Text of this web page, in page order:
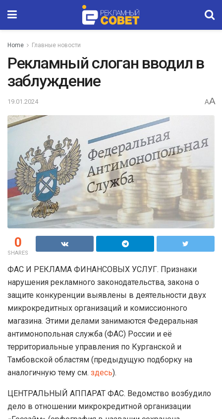
Home Главные новости
Рекламный слоган вводил в
заблуждение
19.01.2024 AA
0
SHARES
ФАС И РЕКЛАМА ФИНАНСОВЫХ УСЛУГ. Признаки
нарушения рекламного законодательства, закона о
защите конкуренции выявлены в деятельности двух
микрокредитных организаций и комиссионного
магазина. Этими делами занимаются Федеральная
антимонопольная служба (ФАС) России и её
территориальные управления по Курганской и
Тамбовской областям (предыдущую подборку на
аналогичную тему см. здесь).
ЦЕНТРАЛЬНЫЙ АППАРАТ ФАС. Ведомство возбудило
дело в отношении микрокредитной организации